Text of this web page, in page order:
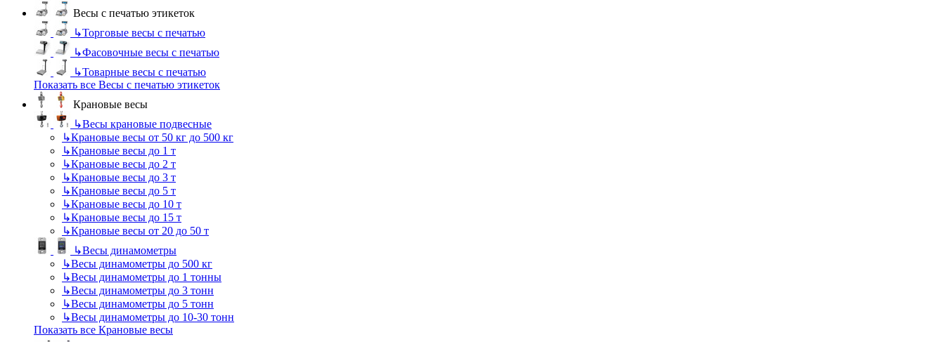
Весы с печатью этикеток
↳Торговые весы с печатью
↳Фасовочные весы с печатью
↳Товарные весы с печатью
Показать все Весы с печатью этикеток
Крановые весы
↳Весы крановые подвесные
↳Крановые весы от 50 кг до 500 кг
↳Крановые весы до 1 т
↳Крановые весы до 2 т
↳Крановые весы до 3 т
↳Крановые весы до 5 т
↳Крановые весы до 10 т
↳Крановые весы до 15 т
↳Крановые весы от 20 до 50 т
↳Весы динамометры
↳Весы динамометры до 500 кг
↳Весы динамометры до 1 тонны
↳Весы динамометры до 3 тонн
↳Весы динамометры до 5 тонн
↳Весы динамометры до 10-30 тонн
Показать все Крановые весы